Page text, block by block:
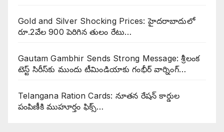
Gold and Silver Shocking Prices: హైదరాబాదులో
రూ.2వేల 900 పెరిగిన తులం రేటు…
Gautam Gambhir Sends Strong Message: శ్రీలంక
టెస్ట్ సిరీస్‌కు ముందు టీమిండియాకు గంభీర్ వార్నింగ్…
Telangana Ration Cards: నూతన రేషన్ కార్డుల
పంపిణీకి ముహూర్తం ఫిక్స్‌…